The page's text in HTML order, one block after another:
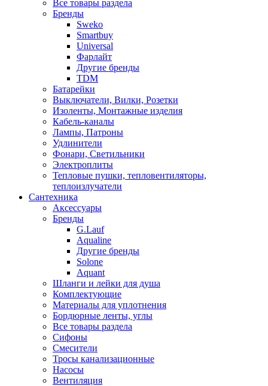
Все товары раздела
Бренды
Sweko
Smartbuy
Universal
Фарлайт
Другие бренды
TDM
Батарейки
Выключатели, Вилки, Розетки
Изоленты, Монтажные изделия
Кабель-каналы
Лампы, Патроны
Удлинители
Фонари, Светильники
Электроплиты
Тепловые пушки, тепловентиляторы,
теплоизлучатели
Сантехника
Аксессуары
Бренды
G.Lauf
Aqualine
Другие бренды
Solone
Aquant
Шланги и лейки для душа
Комплектующие
Материалы для уплотнения
Бордюрные ленты, углы
Все товары раздела
Сифоны
Смесители
Тросы канализационные
Насосы
Вентиляция